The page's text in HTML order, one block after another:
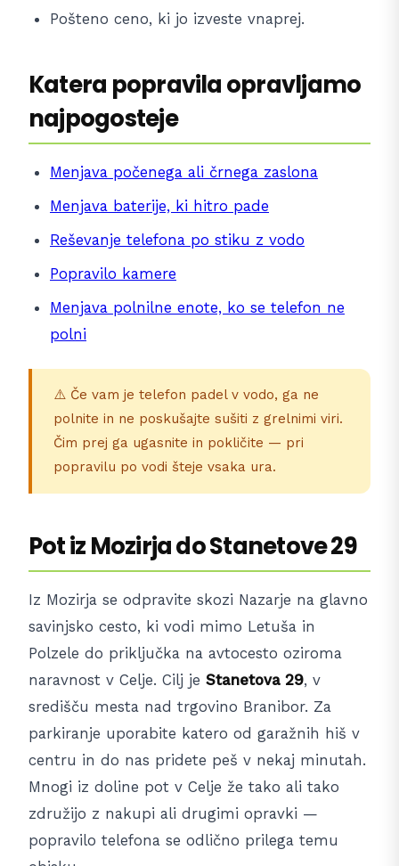
Pošteno ceno, ki jo izveste vnaprej.
Katera popravila opravljamo
najpogosteje
Menjava počenega ali črnega zaslona
Menjava baterije, ki hitro pade
Reševanje telefona po stiku z vodo
Popravilo kamere
Menjava polnilne enote, ko se telefon ne
polni
⚠️ Če vam je telefon padel v vodo, ga ne
polnite in ne poskušajte sušiti z grelnimi viri.
Čim prej ga ugasnite in pokličite — pri
popravilu po vodi šteje vsaka ura.
Pot iz Mozirja do Stanetove 29
Iz Mozirja se odpravite skozi Nazarje na glavno
savinjsko cesto, ki vodi mimo Letuša in
Polzele do priključka na avtocesto oziroma
naravnost v Celje. Cilj je Stanetova 29, v
središču mesta nad trgovino Branibor. Za
parkiranje uporabite katero od garažnih hiš v
centru in do nas pridete peš v nekaj minutah.
Mnogi iz doline pot v Celje že tako ali tako
združijo z nakupi ali drugimi opravki —
popravilo telefona se odlično prilega temu